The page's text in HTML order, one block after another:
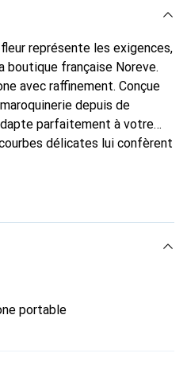
représente les exigences,
française Noreve.
avec raffinement. Conçue
depuis de
parfaitement à votre
délicates lui confèrent
Reconnaître
pour une clientèle
portable